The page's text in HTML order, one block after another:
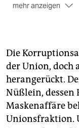
mehr anzeigen
zuletzt als
Coronapolitik
Verhältnis zur
einer ihrer
verstehen sich
Die
der Union, doch
herangerückt.
Nüßlein, dessen
Maskenaffäre
Unionsfraktion.